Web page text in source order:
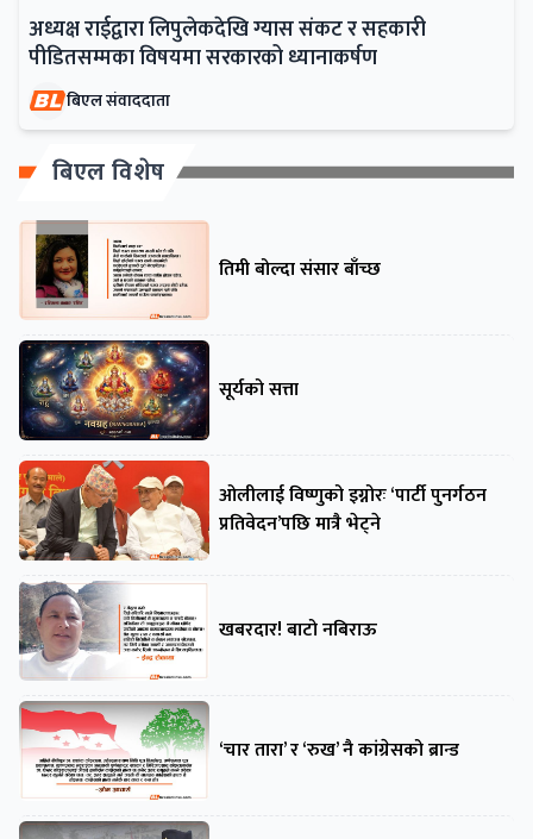
अध्यक्ष राईद्वारा लिपुलेकदेखि ग्यास संकट र सहकारी
पीडितसम्मका विषयमा सरकारको ध्यानाकर्षण
बिएल संवाददाता
बिएल विशेष
तिमी बोल्दा संसार बाँच्छ
सूर्यको सत्ता
ओलीलाई विष्णुको इग्नोरः ‘पार्टी पुनर्गठन
प्रतिवेदन’पछि मात्रै भेट्ने
खबरदार! बाटो नबिराऊ
‘चार तारा’ र ‘रुख’ नै कांग्रेसको ब्रान्ड